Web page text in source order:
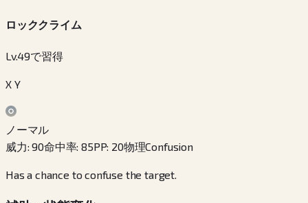
ロッククライム
Lv.49で習得
X Y
ノーマル
威力:90命中率:85PP: 20物理Confusion
Has a chance to confuse the target.